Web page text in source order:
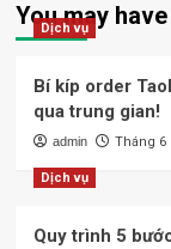
You may
Dịch vụ
Bí kíp order
qua trung gian!
admin Tháng 6
Dịch vụ
Quy trình 5